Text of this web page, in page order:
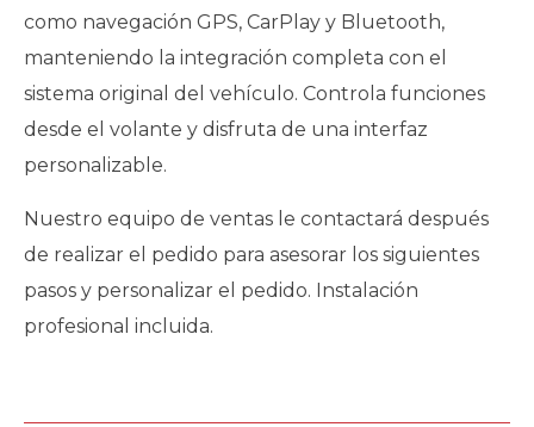
como navegación GPS, CarPlay y Bluetooth,
manteniendo la integración completa con el
sistema original del vehículo. Controla funciones
desde el volante y disfruta de una interfaz
personalizable.
Nuestro equipo de ventas le contactará después
de realizar el pedido para asesorar los siguientes
pasos y personalizar el pedido. Instalación
profesional incluida.